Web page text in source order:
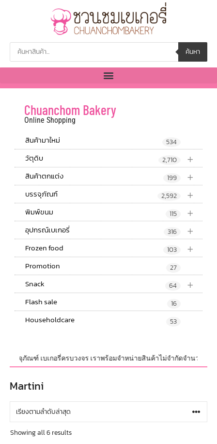
ค้นหา
Chuanchom Bakery
Online Shopping
สินค้ามาใหม่ 534
+
วัตุดิบ 2,710
+
สินค้าตกแต่ง 199
+
บรรจุภัณฑ์ 2,592
+
พิมพ์ขนม 115
+
อุปกรณ์เบเกอรี่ 316
+
Frozen food 103
Promotion 27
+
Snack 64
Flash sale 16
Householdcare 53
รจุภัณฑ์ เบเกอรี่ครบวงจร เราพร้อมจำหน่ายสินค้าไม่จำกัดจำนวน ทั้งป
Martini
Showing all 6 results